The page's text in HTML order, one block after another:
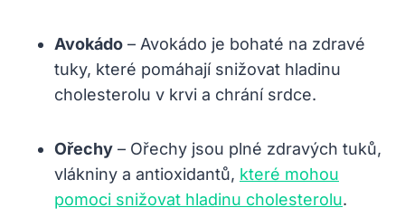
Avokádo – Avokádo je bohaté na zdravé
tuky, které pomáhají snižovat hladinu
cholesterolu v krvi a chrání srdce.
Ořechy – Ořechy jsou plné zdravých tuků,
vlákniny a antioxidantů, které mohou
pomoci snižovat hladinu cholesterolu.